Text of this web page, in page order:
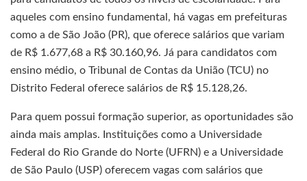
aqueles com ensino fundamental, há vagas em prefeituras
como a de São João (PR), que oferece salários que variam
de R$ 1.677,68 a R$ 30.160,96. Já para candidatos com
ensino médio, o Tribunal de Contas da União (TCU) no
Distrito Federal oferece salários de R$ 15.128,26.
Para quem possui formação superior, as oportunidades são
ainda mais amplas. Instituições como a Universidade
Federal do Rio Grande do Norte (UFRN) e a Universidade
de São Paulo (USP) oferecem vagas com salários que